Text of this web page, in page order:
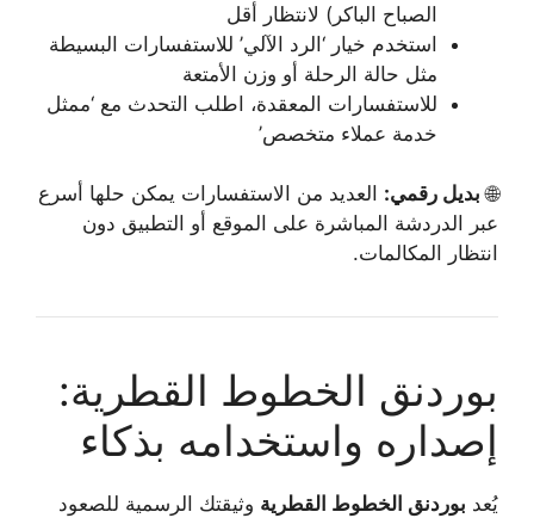
الصباح الباكر) لانتظار أقل
استخدم خيار ‘الرد الآلي’ للاستفسارات البسيطة
مثل حالة الرحلة أو وزن الأمتعة
للاستفسارات المعقدة، اطلب التحدث مع ‘ممثل
خدمة عملاء متخصص’
🌐 بديل رقمي: العديد من الاستفسارات يمكن حلها أسرع
عبر الدردشة المباشرة على الموقع أو التطبيق دون
انتظار المكالمات.
بوردنق الخطوط القطرية:
إصداره واستخدامه بذكاء
يُعد بوردنق الخطوط القطرية وثيقتك الرسمية للصعود